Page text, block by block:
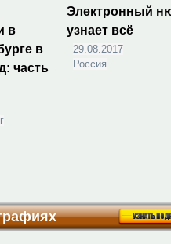
в
в
часть
Электронный
узнает всё
29.08.2017
Россия